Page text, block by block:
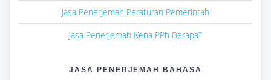
Jasa Penerjemah Peraturan Pemerintah
Jasa Penerjemah Kena PPh Berapa?
JASA PENERJEMAH BAHASA